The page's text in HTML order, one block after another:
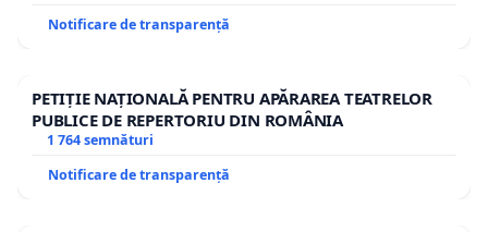
Notificare de transparență
PETIȚIE NAȚIONALĂ PENTRU APĂRAREA TEATRELOR
PUBLICE DE REPERTORIU DIN ROMÂNIA
1 764 semnături
Notificare de transparență